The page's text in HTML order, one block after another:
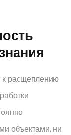
к расщеплению
объектами, ни